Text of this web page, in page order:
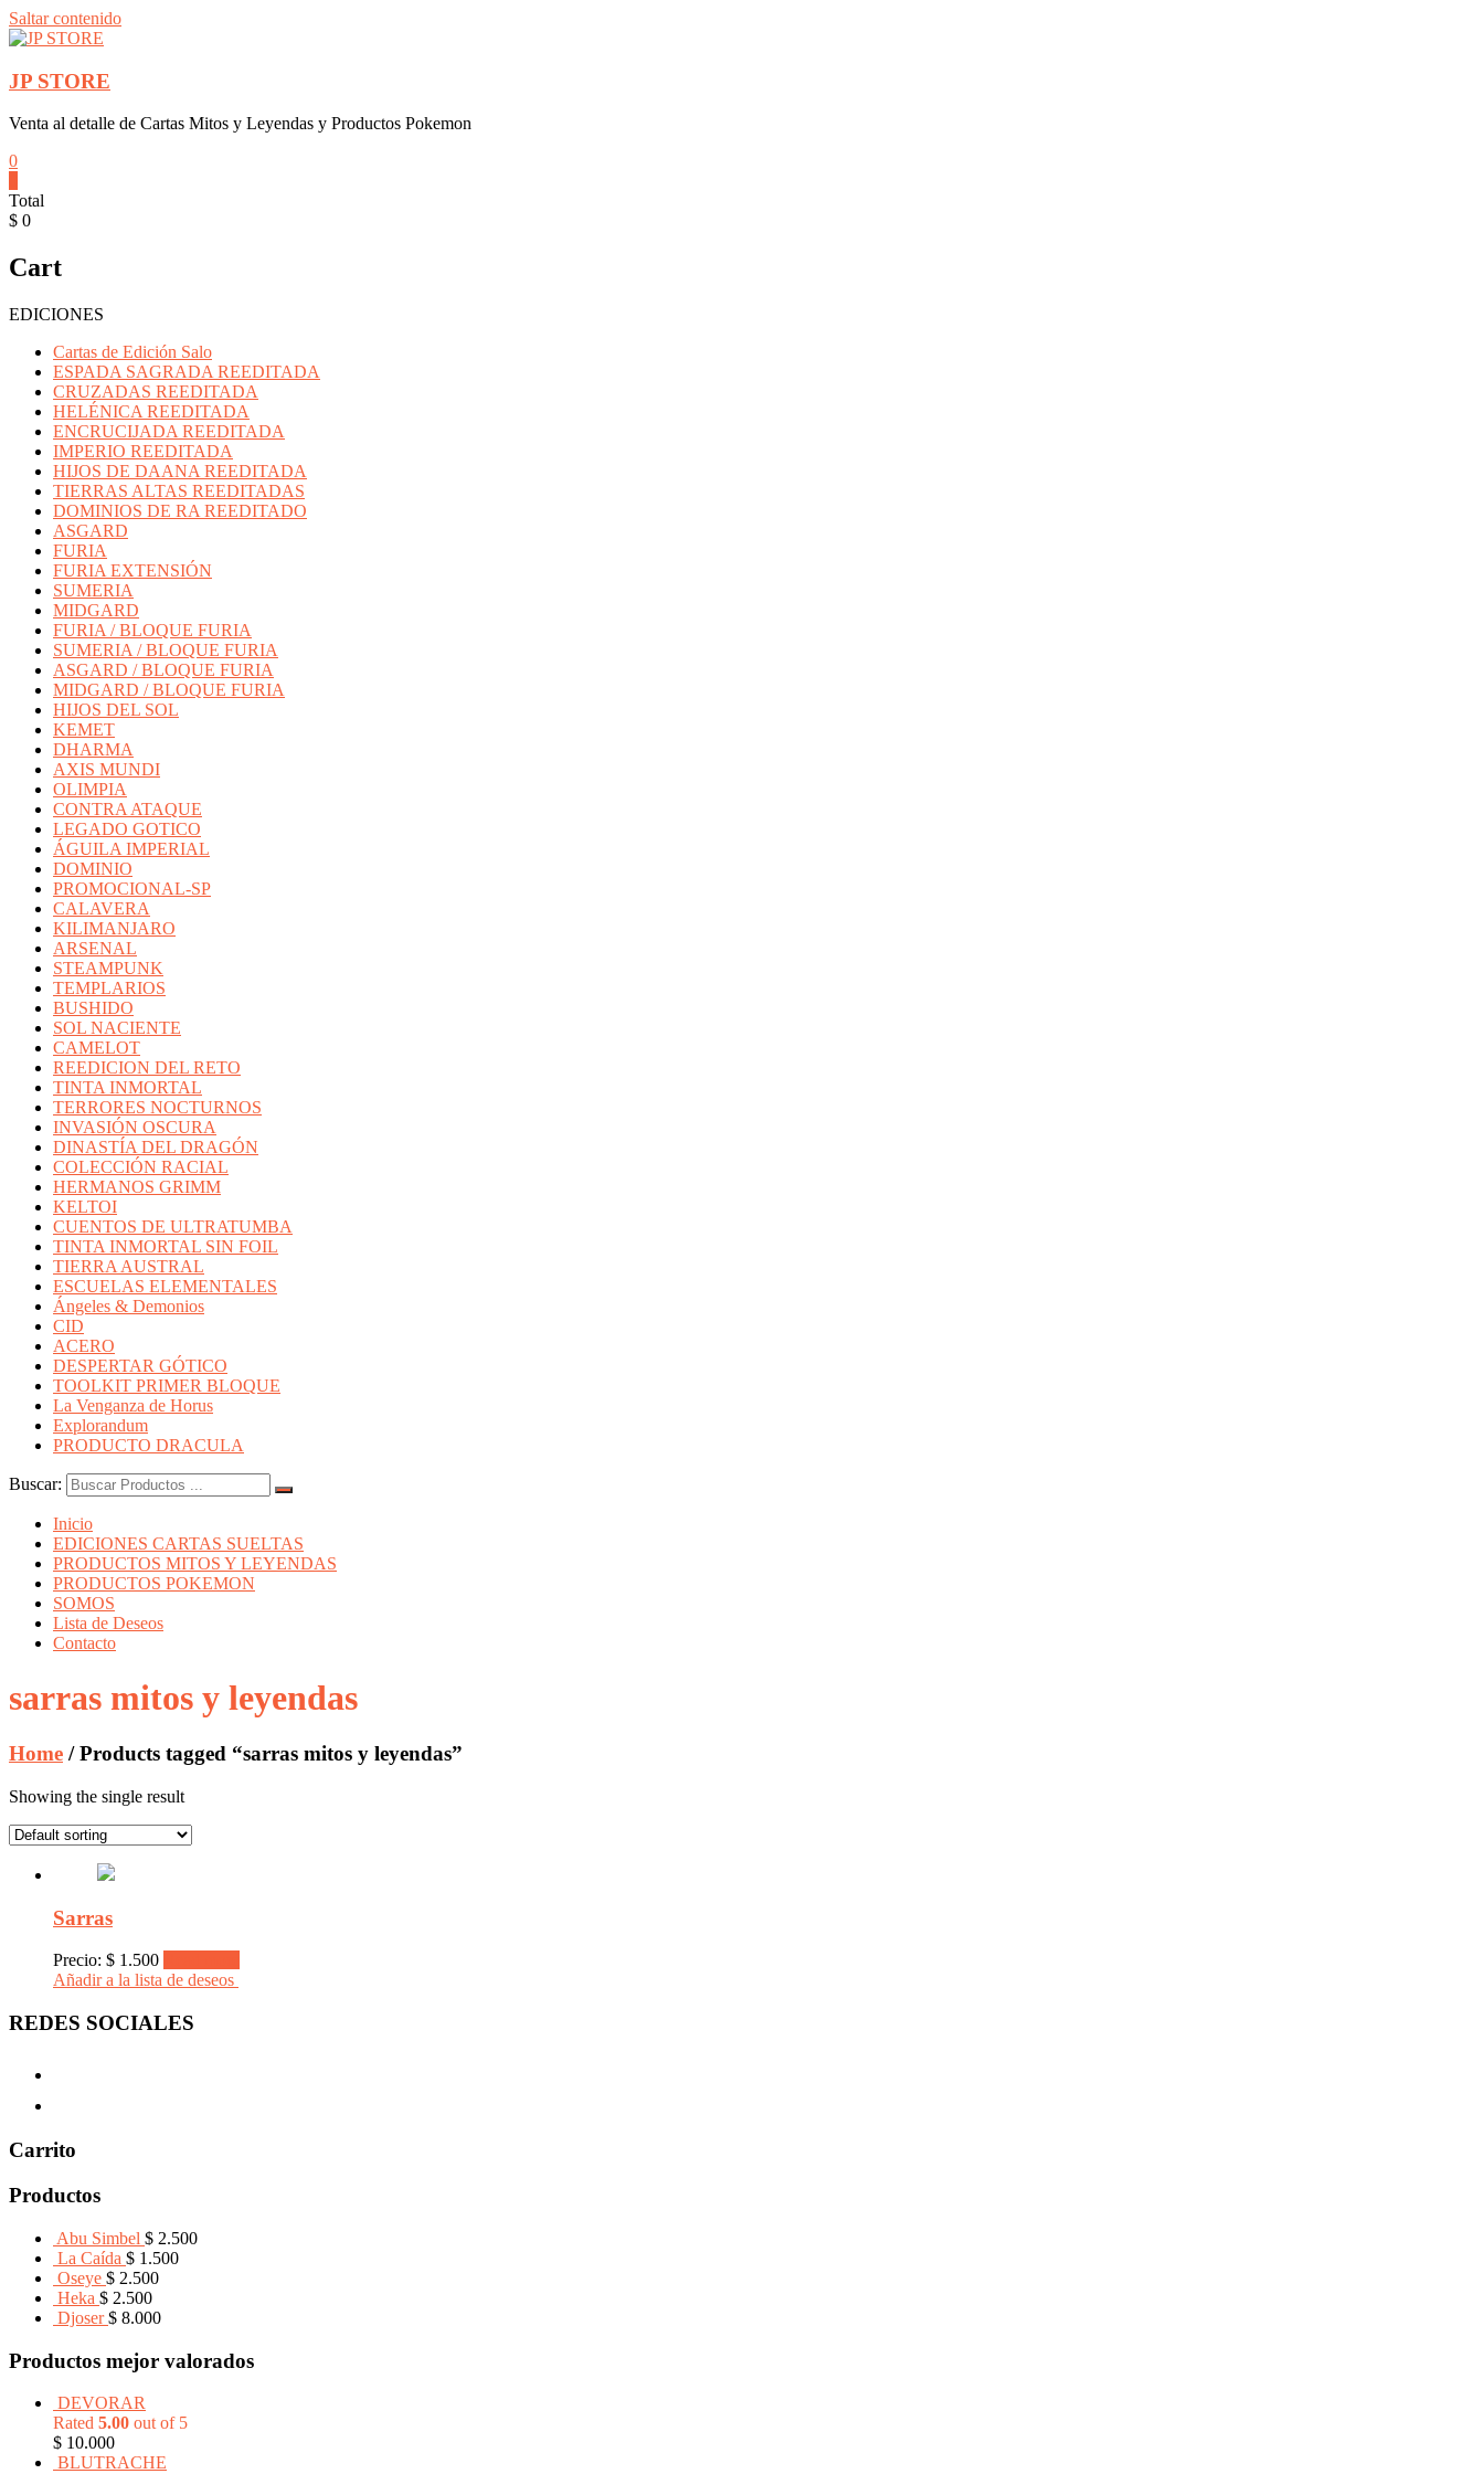
Saltar contenido
JP STORE
Venta al detalle de Cartas Mitos y Leyendas y Productos Pokemon
0
Total
$ 0
Cart
EDICIONES
Cartas de Edición Salo
ESPADA SAGRADA REEDITADA
CRUZADAS REEDITADA
HELÉNICA REEDITADA
ENCRUCIJADA REEDITADA
IMPERIO REEDITADA
HIJOS DE DAANA REEDITADA
TIERRAS ALTAS REEDITADAS
DOMINIOS DE RA REEDITADO
ASGARD
FURIA
FURIA EXTENSIÓN
SUMERIA
MIDGARD
FURIA / BLOQUE FURIA
SUMERIA / BLOQUE FURIA
ASGARD / BLOQUE FURIA
MIDGARD / BLOQUE FURIA
HIJOS DEL SOL
KEMET
DHARMA
AXIS MUNDI
OLIMPIA
CONTRA ATAQUE
LEGADO GOTICO
ÁGUILA IMPERIAL
DOMINIO
PROMOCIONAL-SP
CALAVERA
KILIMANJARO
ARSENAL
STEAMPUNK
TEMPLARIOS
BUSHIDO
SOL NACIENTE
CAMELOT
REEDICION DEL RETO
TINTA INMORTAL
TERRORES NOCTURNOS
INVASIÓN OSCURA
DINASTÍA DEL DRAGÓN
COLECCIÓN RACIAL
HERMANOS GRIMM
KELTOI
CUENTOS DE ULTRATUMBA
TINTA INMORTAL SIN FOIL
TIERRA AUSTRAL
ESCUELAS ELEMENTALES
Ángeles & Demonios
CID
ACERO
DESPERTAR GÓTICO
TOOLKIT PRIMER BLOQUE
La Venganza de Horus
Explorandum
PRODUCTO DRACULA
Buscar:
Inicio
EDICIONES CARTAS SUELTAS
PRODUCTOS MITOS Y LEYENDAS
PRODUCTOS POKEMON
SOMOS
Lista de Deseos
Contacto
sarras mitos y leyendas
Home / Products tagged “sarras mitos y leyendas”
Showing the single result
Sarras
Precio: $ 1.500
Añadir a la lista de deseos
REDES SOCIALES
Carrito
Productos
Abu Simbel $ 2.500
La Caída $ 1.500
Oseye $ 2.500
Heka $ 2.500
Djoser $ 8.000
Productos mejor valorados
DEVORAR
Rated 5.00 out of 5
$ 10.000
BLUTRACHE